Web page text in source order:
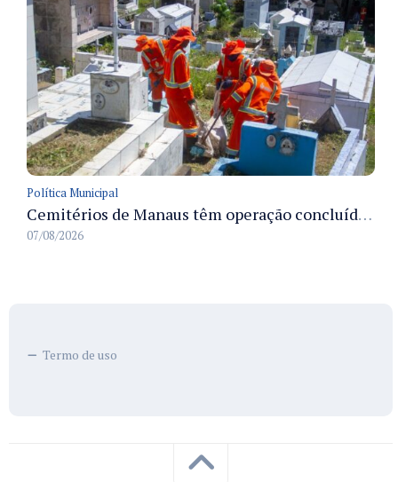
Política Municipal
Cemitérios de Manaus têm operação concluída e estrutura pronta para receber famílias no Dia dos Pais
07/08/2026
Termo de uso